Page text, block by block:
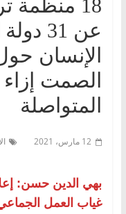
18 منظمة
عن
الإنسان
الصمت إزاء
المتواصلة
12 مارس، 2021
غياب العمل